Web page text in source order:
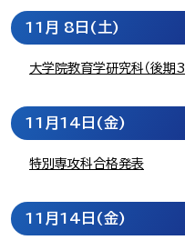
11月 8日 (土)
大学院教育学研究科（後期
11月14日 (金)
特別専攻科合格発表
11月14日 (金)